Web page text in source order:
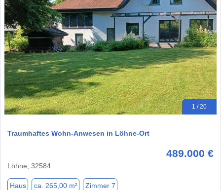
1 / 20
Traumhaftes Wohn-Anwesen in Löhne-Ort
489.000 €
Löhne, 32584
Haus ca. 265,00 m² Zimmer 7